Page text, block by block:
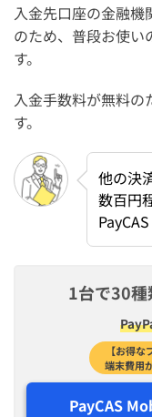
入金先口座の金融
のため、普段お使い
す。
入金手数料が無料の
す。
他の決
数百円
1台で30種
【お得
端末費用
PayCAS